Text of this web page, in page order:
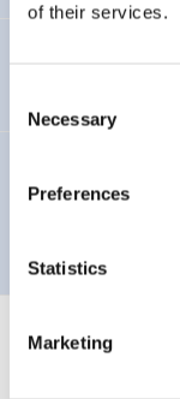
of their services.
Selection
Necessary
Preferences
Statistics
Marketing
Erfahrungen und
für die